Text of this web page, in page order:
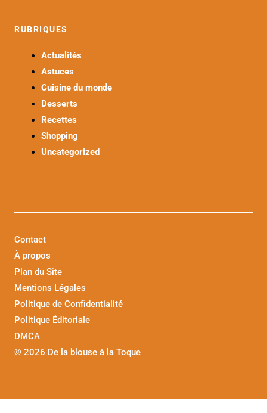
RUBRIQUES
Actualités
Astuces
Cuisine du monde
Desserts
Recettes
Shopping
Uncategorized
© 2026 De la blouse à la Toque
Contact
À propos
Plan du Site
Mentions Légales
Politique de Confidentialité
Politique Éditoriale
DMCA